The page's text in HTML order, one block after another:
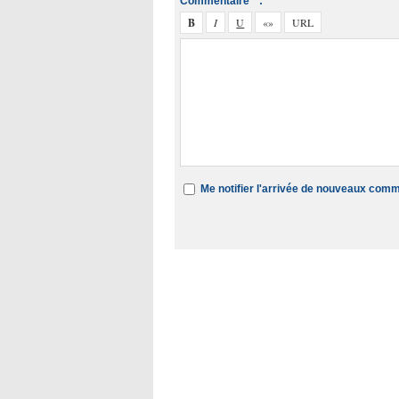
Me notifier l'arrivée de nouveaux